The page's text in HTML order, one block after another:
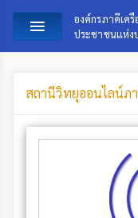
องค์กรภาคีเค
ประชาชนแห่ง
สถานีวิทยุออนไลน์ภ